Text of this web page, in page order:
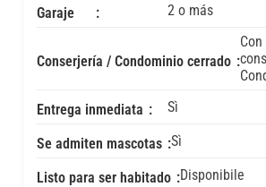
Garaje 2 o más
Conserjería / Condominio cerrado
Entrega inmediata
Sì
Se admiten mascotas Sì
Listo para ser habitado Disponibile